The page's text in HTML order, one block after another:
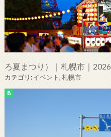
ろ夏まつり）｜札幌市｜2026
カテゴリ:イベント,札幌市